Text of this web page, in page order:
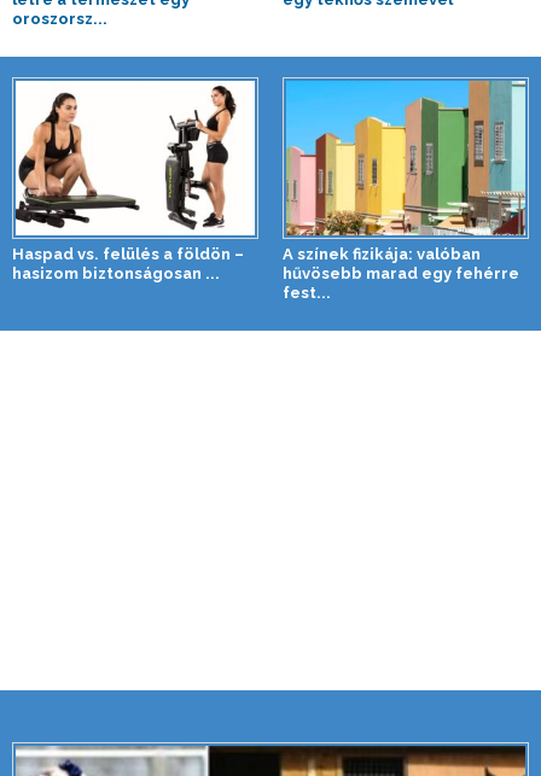
oroszorsz...
Haspad vs. felülés a földön –
hasizom biztonságosan ...
A színek fizikája: valóban
hűvösebb marad egy fehérre
fest...